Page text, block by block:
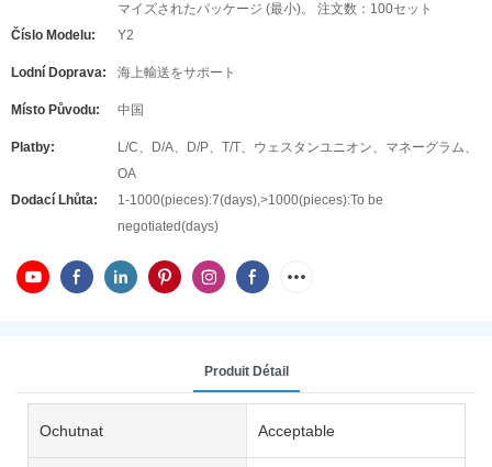
マイズされたパッケージ (最小)。 注文数：100セット
Číslo Modelu:
Y2
Lodní Doprava: 海上輸送をサポート
Místo Původu: 中国
Platby:
L/C、D/A、D/P、T/T、ウェスタンユニオン、マネーグラム、
OA
Dodací Lhůta:
1-1000(pieces):7(days),>1000(pieces):To be
negotiated(days)
Produit Détail
Ochutnat Acceptable